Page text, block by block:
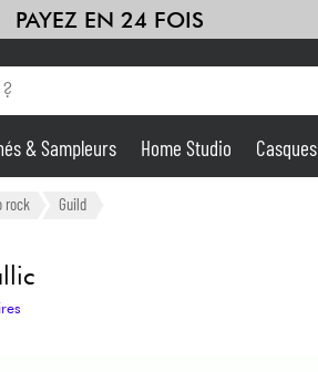
PAYEZ EN 24 FOIS
& Sampleurs Home Studio Casques
rock Guild